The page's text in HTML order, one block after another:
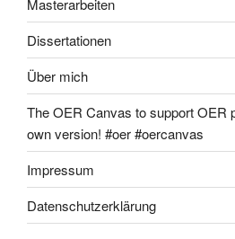
Masterarbeiten
Dissertationen
Über mich
The OER Canvas to support OER
own version! #oer #oercanvas
Impressum
Datenschutzerklärung